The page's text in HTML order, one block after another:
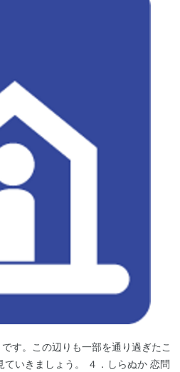
す。この辺りも一部を通り過ぎたこ
いきましょう。 ４．しらぬか 恋問